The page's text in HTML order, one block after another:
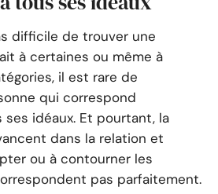
difficile de trouver une
à certaines ou même à
il est rare de
qui correspond
idéaux. Et pourtant, la
dans la relation et
ou à contourner les
pas parfaitement.